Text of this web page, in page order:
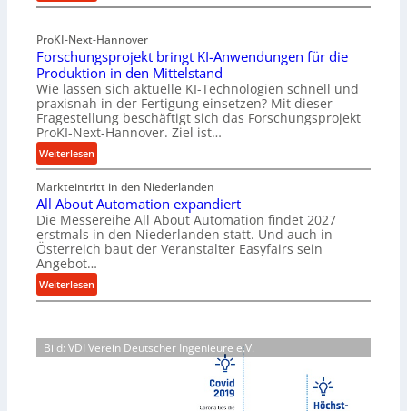
f
h
r
u
n
g
e
n
e
r
h
ö
h
e
n
d
i
P
e
M
t
e
r
i
a
l
v
e
r
o
r
g
u
n
g
n
t
ProKI-Next-Hannover
Forschungsprojekt bringt KI-Anwendungen für die
Produktion in den Mittelstand
Wie lassen sich aktuelle KI-Technologien schnell und
praxisnah in der Fertigung einsetzen? Mit dieser
Fragestellung beschäftigt sich das Forschungsprojekt
ProKI-Next-Hannover. Ziel ist…
Weiterlesen:
F
o
r
s
c
h
u
n
p
r
Markteintritt in den Niederlanden
All About Automation expandiert
Die Messereihe All About Automation findet 2027
erstmals in den Niederlanden statt. Und auch in
Österreich baut der Veranstalter Easyfairs sein
Angebot…
Weiterlesen:
A
A
Bild: VDI Verein Deutscher Ingenieure e.V.